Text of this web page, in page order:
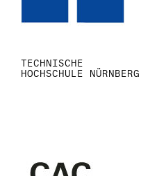
TECHNISCHE
HOCHSCHULE NÜRNBERG